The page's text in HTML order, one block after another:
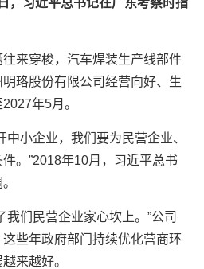
近平总书记在广东考察时指
来穿梭，汽车焊装生产线部件
珞股份有限公司经营向好、生
年5月。
小企业，我们要为民营企业、
。”2018年10月，习近平总书
们民营企业家心坎上。”公司
些年政府部门持续优化营商环
来越好。